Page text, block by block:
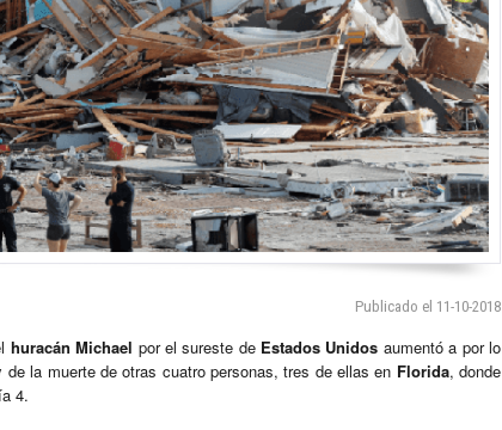
Publicado el 11-10-2018
huracán Michael por el sureste de Estados Unidos aumentó a por lo
la muerte de otras cuatro personas, tres de ellas en Florida, donde
4.